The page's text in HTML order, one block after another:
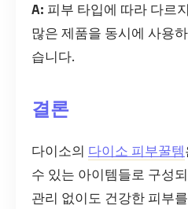
A: 피부 타입에 따라 다르
많은 제품을 동시에 사용
습니다.
결론
다이소의 다이소 피부꿀템
수 있는 아이템들로 구성
관리 없이도 건강한 피부